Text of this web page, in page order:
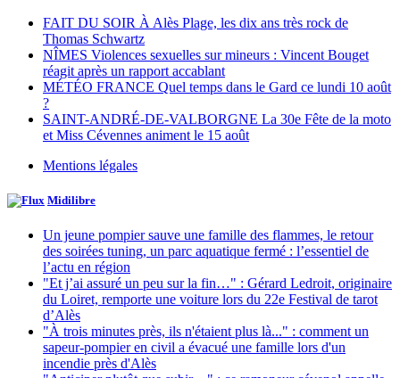
FAIT DU SOIR À Alès Plage, les dix ans très rock de
Thomas Schwartz
NÎMES Violences sexuelles sur mineurs : Vincent Bouget
réagit après un rapport accablant
MÉTÉO FRANCE Quel temps dans le Gard ce lundi 10 août
?
SAINT-ANDRÉ-DE-VALBORGNE La 30e Fête de la moto
et Miss Cévennes animent le 15 août
Mentions légales
Midilibre
Un jeune pompier sauve une famille des flammes, le retour
des soirées tuning, un parc aquatique fermé : l’essentiel de
l’actu en région
"Et j’ai assuré un peu sur la fin…" : Gérard Ledroit, originaire
du Loiret, remporte une voiture lors du 22e Festival de tarot
d’Alès
"À trois minutes près, ils n'étaient plus là..." : comment un
sapeur-pompier en civil a évacué une famille lors d'un
incendie près d'Alès